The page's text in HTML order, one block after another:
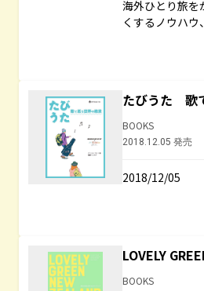
海外ひとり旅を
くするノウハウ
たびうた 歌
BOOKS
2018.12.05 発売
2018/12/05
LOVELY
BOOKS